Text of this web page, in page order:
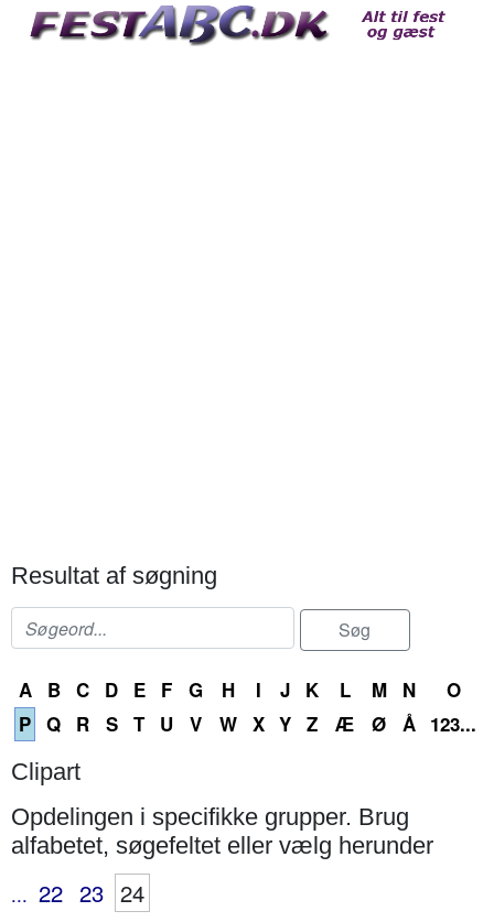
Resultat af søgning
A B C D E F G H I J K L M N
O
P Q R S T U V W X Y Z Æ Ø Å 123...
Clipart
Opdelingen i specifikke grupper. Brug
alfabetet, søgefeltet eller vælg herunder
... 22 23 24